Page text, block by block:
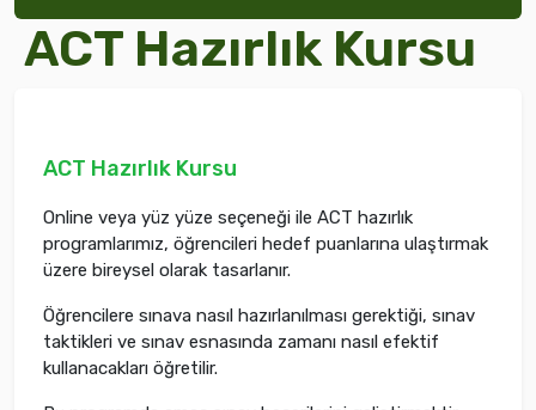
ACT Hazırlık Kursu
ACT Hazırlık Kursu
Online veya yüz yüze seçeneği ile ACT hazırlık
programlarımız, öğrencileri hedef puanlarına ulaştırmak
üzere bireysel olarak tasarlanır.
Öğrencilere sınava nasıl hazırlanılması gerektiği, sınav
taktikleri ve sınav esnasında zamanı nasıl efektif
kullanacakları öğretilir.